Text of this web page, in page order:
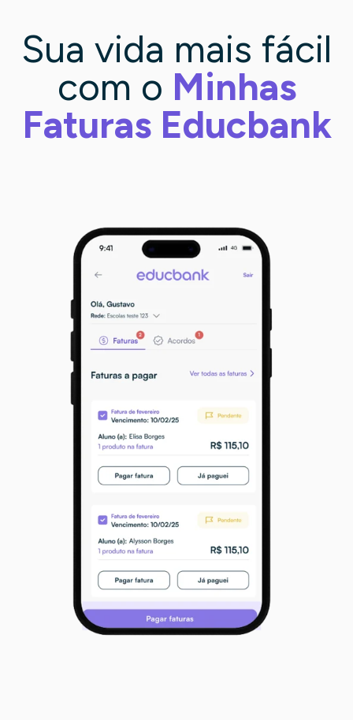
Sua vida mais fácil
com o Minhas
Faturas Educbank